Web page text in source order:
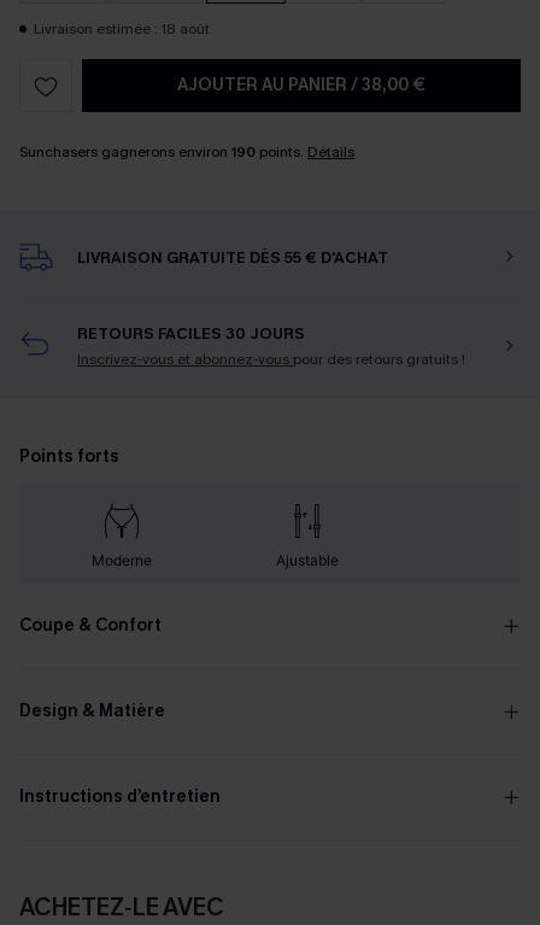
Livraison estimée : 18 août
AJOUTER AU PANIER /38,00 €
Sunchasers gagnerons environ 190 points. Détails
LIVRAISON GRATUITE DÈS 55 € D'ACHAT
RETOURS FACILES 30 JOURS
Inscrivez-vous et abonnez-vous pour des retours gratuits !
Points forts
Moderne Ajustable
Coupe & Confort
Design & Matière
Instructions d’entretien
ACHETEZ‑LE AVEC